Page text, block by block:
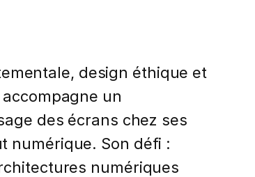
design éthique et
un
des écrans chez ses
numérique. Son défi :
numériques